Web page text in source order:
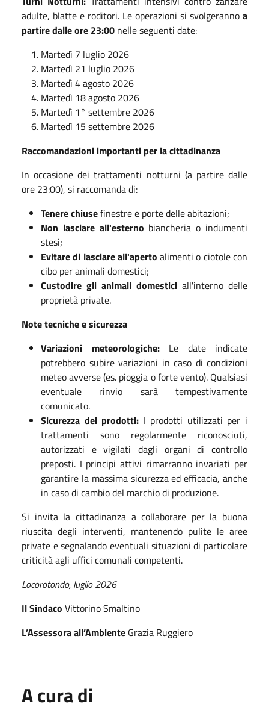
adulte, blatte e roditori. Le operazioni si svolgeranno a
partire dalle ore 23:00 nelle seguenti date:
Martedì 7 luglio 2026
Martedì 21 luglio 2026
Martedì 4 agosto 2026
Martedì 18 agosto 2026
Martedì 1° settembre 2026
Martedì 15 settembre 2026
Raccomandazioni importanti per la cittadinanza
In occasione dei trattamenti notturni (a partire dalle
ore 23:00), si raccomanda di:
Tenere chiusefinestre e porte delle abitazioni;
Non lasciare all'esterno biancheria o indumenti
stesi;
Evitare di lasciare all'aperto alimenti o ciotole con
cibo per animali domestici;
Custodire gli animali domestici all'interno delle
proprietà private.
Note tecniche e sicurezza
Variazioni meteorologiche:Le date indicate
potrebbero subire variazioni in caso di condizioni
meteo avverse (es. pioggia o forte vento). Qualsiasi
eventuale rinvio sarà tempestivamente
comunicato.
Sicurezza dei prodotti: I prodotti utilizzati per i
trattamenti sono regolarmente riconosciuti,
autorizzati e vigilati dagli organi di controllo
preposti. I principi attivi rimarranno invariati per
garantire la massima sicurezza ed efficacia, anche
in caso di cambio del marchio di produzione.
Si invita la cittadinanza a collaborare per la buona
riuscita degli interventi, mantenendo pulite le aree
private e segnalando eventuali situazioni di particolare
criticità agli uffici comunali competenti.
Locorotondo, luglio 2026
Il Sindaco Vittorino Smaltino
L’Assessora all’Ambiente Grazia Ruggiero
A cura di